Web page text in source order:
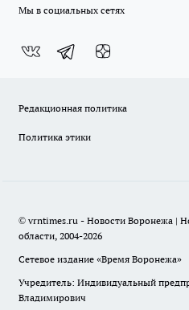
Мы в социальных сетях
Редакционная политика
Политика этики
© vrntimes.ru - Новости Воронежа |
области, 2004-2026
Сетевое издание «Время Воронежа»
Учредитель: Индивидуальный
Владимирович